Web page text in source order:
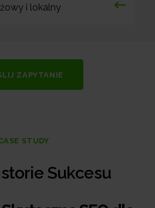
i lokalny
ZAPYTANIE
STUDY
Sukcesu